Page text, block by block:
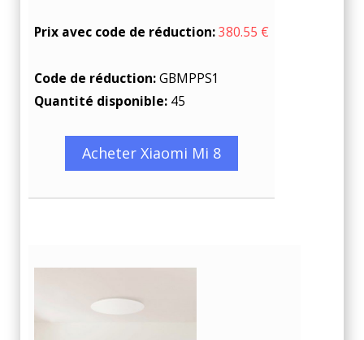
Prix avec code de réduction:380.55 €
Code de réduction:GBMPPS1
Quantité disponible: 45
Acheter Xiaomi Mi 8